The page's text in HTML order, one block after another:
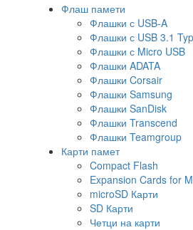
Флаш памети
Флашки с USB-A
Флашки с USB 3.1
Флашки с Micro USB
Флашки ADATA
Флашки Corsair
Флашки Samsung
Флашки SanDisk
Флашки Transcend
Флашки Teamgroup
Карти памет
Compact Flash
Expansion Cards for
microSD Карти
SD Карти
Четци на карти